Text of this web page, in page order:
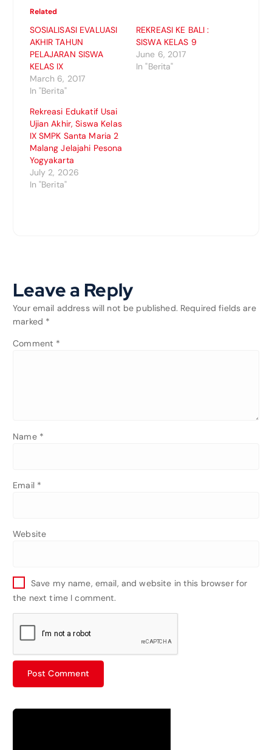
Related
SOSIALISASI EVALUASI
AKHIR TAHUN
PELAJARAN SISWA
KELAS IX
March 6, 2017
In "Berita"
REKREASI KE BALI :
SISWA KELAS 9
June 6, 2017
In "Berita"
Rekreasi Edukatif Usai
Ujian Akhir, Siswa Kelas
IX SMPK Santa Maria 2
Malang Jelajahi Pesona
Yogyakarta
July 2, 2026
In "Berita"
Leave a Reply
Your email address will not be published. Required fields are
marked *
Comment *
Name *
Email *
Website
Save my name, email, and website in this browser for
the next time I comment.